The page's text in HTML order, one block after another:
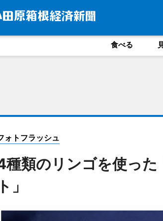
食べる
ォトフラッシュ
種類のリンゴを使っ
ト」